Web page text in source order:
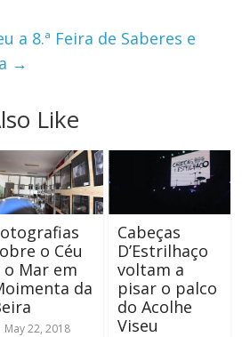
a 8.ª Feira de Saberes e
→
Like
o Céu
o Mar em
da
May 22, 2018
Cabeças
D’Estrilhaço
voltam a
pisar o palco
do Acolhe
Viseu